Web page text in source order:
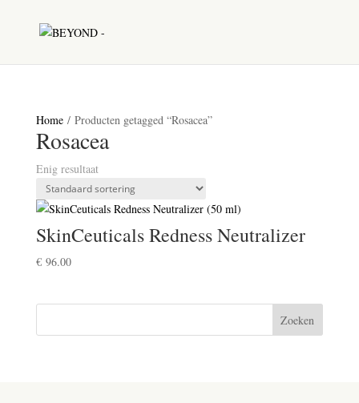
Home/ Producten getagged “Rosacea”
Rosacea
Enig resultaat
SkinCeuticals Redness Neutralizer
€96.00
Zoeken